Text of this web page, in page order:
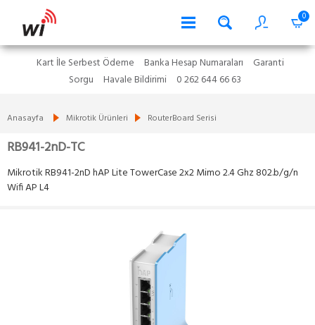
0
Kart İle Serbest Ödeme Banka Hesap Numaraları
Garanti
Sorgu
Havale Bildirimi 0 262 644 66 63
Anasayfa Mikrotik Ürünleri RouterBoard Serisi
RB941-2nD-TC
Mikrotik RB941-2nD hAP Lite TowerCase 2x2 Mimo 2.4 Ghz 802.b/g/n
Wifi AP L4